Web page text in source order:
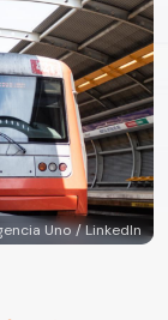
Uno / LinkedIn